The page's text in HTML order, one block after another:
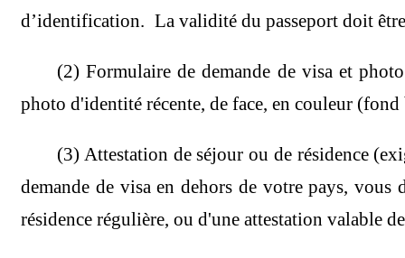
d’identification. La validité du passeport doit
(2) Formulaire de demande de visa et
photo d'identité récente, de face, en couleur
(3) Attestation de séjour ou de résidence
demande de visa en dehors de votre pays,
résidence régulière, ou d'une attestation valable